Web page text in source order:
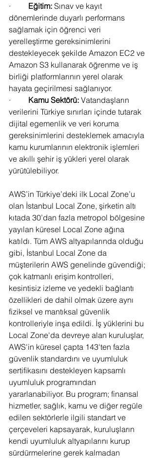
· Eğitim: Sınav ve kayıt
dönemlerinde duyarlı performans
sağlamak için öğrenci veri
yerelleştirme gereksinimlerini
destekleyecek şekilde Amazon EC2 ve
Amazon S3 kullanarak öğrenme ve iş
birliği platformlarının yerel olarak
hayata geçirilmesi sağlanıyor.
· Kamu Sektörü: Vatandaşların
verilerini Türkiye sınırları içinde tutarak
dijital egemenlik ve veri koruma
gereksinimlerini desteklemek amacıyla
kamu kurumlarının elektronik işlemleri
ve akıllı şehir iş yükleri yerel olarak
yürütülebiliyor.
AWS’in Türkiye’deki ilk Local Zone’u
olan İstanbul Local Zone, şirketin altı
kıtada 30’dan fazla metropol bölgesine
yayılan küresel Local Zone ağına
katıldı. Tüm AWS altyapılarında olduğu
gibi, İstanbul Local Zone da
müşterilerin AWS genelinde güvendiği;
çok katmanlı erişim kontrolleri,
kesintisiz izleme ve yedekli bağlantı
özellikleri de dahil olmak üzere aynı
fiziksel ve mantıksal güvenlik
kontrolleriyle inşa edildi. İş yüklerini bu
Local Zone'da devreye alan kuruluşlar,
AWS'in küresel çapta 143'ten fazla
güvenlik standardını ve uyumluluk
sertifikasını destekleyen kapsamlı
uyumluluk programından
yararlanabiliyor. Bu program; finansal
hizmetler, sağlık, kamu ve diğer regüle
edilen sektörlerle ilgili standart ve
çerçeveleri kapsayarak, kuruluşların
kendi uyumluluk altyapılarını kurup
sürdürmelerine gerek kalmadan